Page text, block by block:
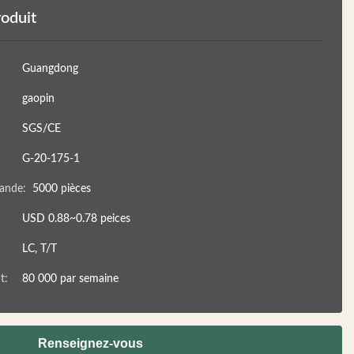
Guangdong
gaopin
SGS/CE
G-20-175-1
5000 pièces
USD 0.88~0.78 peices
LC, T/T
80 000 par semaine
Renseignez-vous